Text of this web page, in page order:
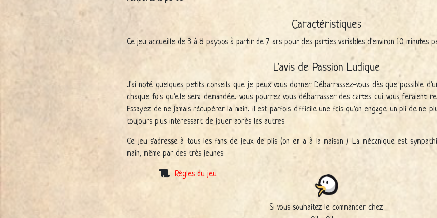
Caractéristiques
Ce jeu accueille de 3 à 8 payoos à partir de 7 ans pour des parties variables d'environ 10 minutes
L'avis de Passion Ludique
J'ai noté quelques petits conseils que je peux vous donner. Débarrassez-vous dès que possible
chaque fois qu'elle sera demandée, vous pourrez vous débarrasser des cartes qui vous feraient
Essayez de ne jamais récupérer la main, il est parfois difficile une fois qu'on engage un pli de ne
toujours plus intéressant de jouer après les autres.
Ce jeu s'adresse à tous les fans de jeux de plis (on en a à la maison...). La mécanique est
main, même par des très jeunes.
Règles du jeu
Si vous souhaitez le commander chez